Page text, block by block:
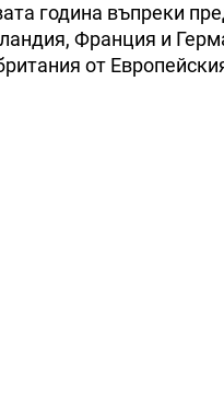
година въпреки
Франция и
от